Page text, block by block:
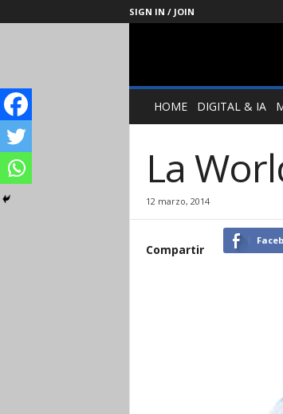
SIGN IN / JOIN
Management
SocietyHOME DIGITAL & IA
La
12 marzo, 2014
Compartir